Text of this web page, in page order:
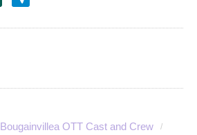
Bougainvillea OTT Cast and Crew